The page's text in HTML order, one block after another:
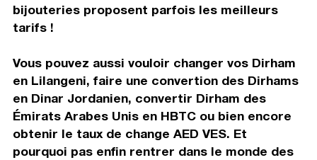
bijouteries proposent parfois les meilleurs
tarifs !
Vous pouvez aussi vouloir changer vos Dirham
en Lilangeni, faire une convertion des Dirhams
en Dinar Jordanien, convertir Dirham des
Émirats Arabes Unis en HBTC ou bien encore
obtenir le taux de change AED VES. Et
pourquoi pas enfin rentrer dans le monde des